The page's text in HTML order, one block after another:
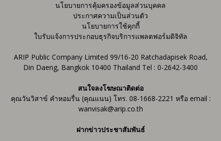
นโยบายการคุ้มครองข้อมูลส่วนบุคคล
ประกาศความเป็นส่วนตัว
นโยบายการใช้คุกกี้
ใบรับแจ้งการประกอบธุรกิจบริการแพลตฟอร์มดิจิทัล
ARIP Public Company Limited 99/16-20 Ratchadapisek Road,
Din Daeng, Bangkok 10400 Thailand Tel : 0-2642-3400
สนใจลงโฆษณาติดต่อ
คุณวันวิสาข์ คำหอมรื่น (คุณแนน) โทร. 08-1668-2221 หรือ email :
wanvisak@arip.co.th
ฝากข่าวประชาสัมพันธ์